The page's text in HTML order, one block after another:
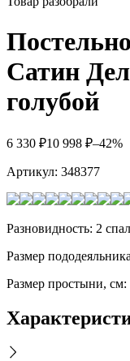
Сатин
голубой
6 330 ₽10 998 ₽–42%
Артикул: 348377
Разновидность: 2
Размер
Размер простыни, см: